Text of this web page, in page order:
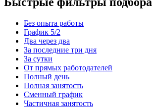
Без опыта работы
График 5/2
Два через два
За последние три дня
За сутки
От прямых работодателей
Полный день
Полная занятость
Сменный график
Частичная занятость